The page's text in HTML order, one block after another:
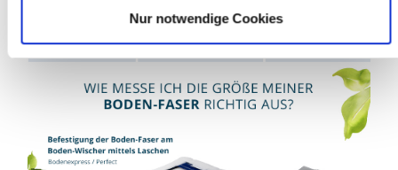
Nur notwendige Cookies